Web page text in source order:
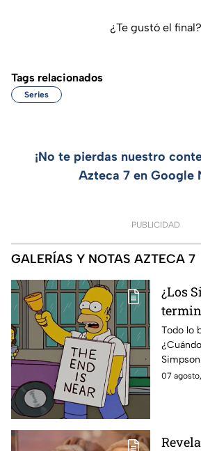
¿Te gustó el final?
Tags relacionados
Series
¡No te pierdas nuestro
Azteca 7 en Google
PUBLICIDAD
GALERÍAS Y NOTAS AZTECA 7
¿Los
de
Todo lo
sabe:
07